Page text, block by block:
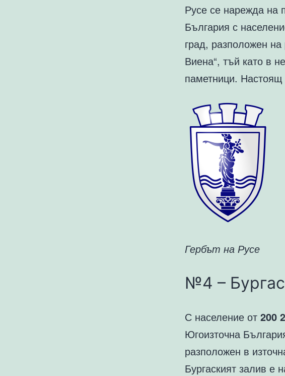
Русе се нарежда на
България с
град, разположен
Виена“, тъй като в
паметници.
Гербът на Русе
№4 – Бургас
С население от 200
Югоизточна
разположен в
Бургаският залив е